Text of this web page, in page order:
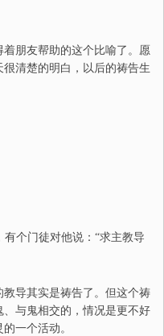
朋友帮助的这个比喻了。愿
清楚的明白，以后的祷告生
个门徒对他说： “求主教导
导其实是祷告了。但这个祷
与鬼相交的，情况是更不好
一个活动。